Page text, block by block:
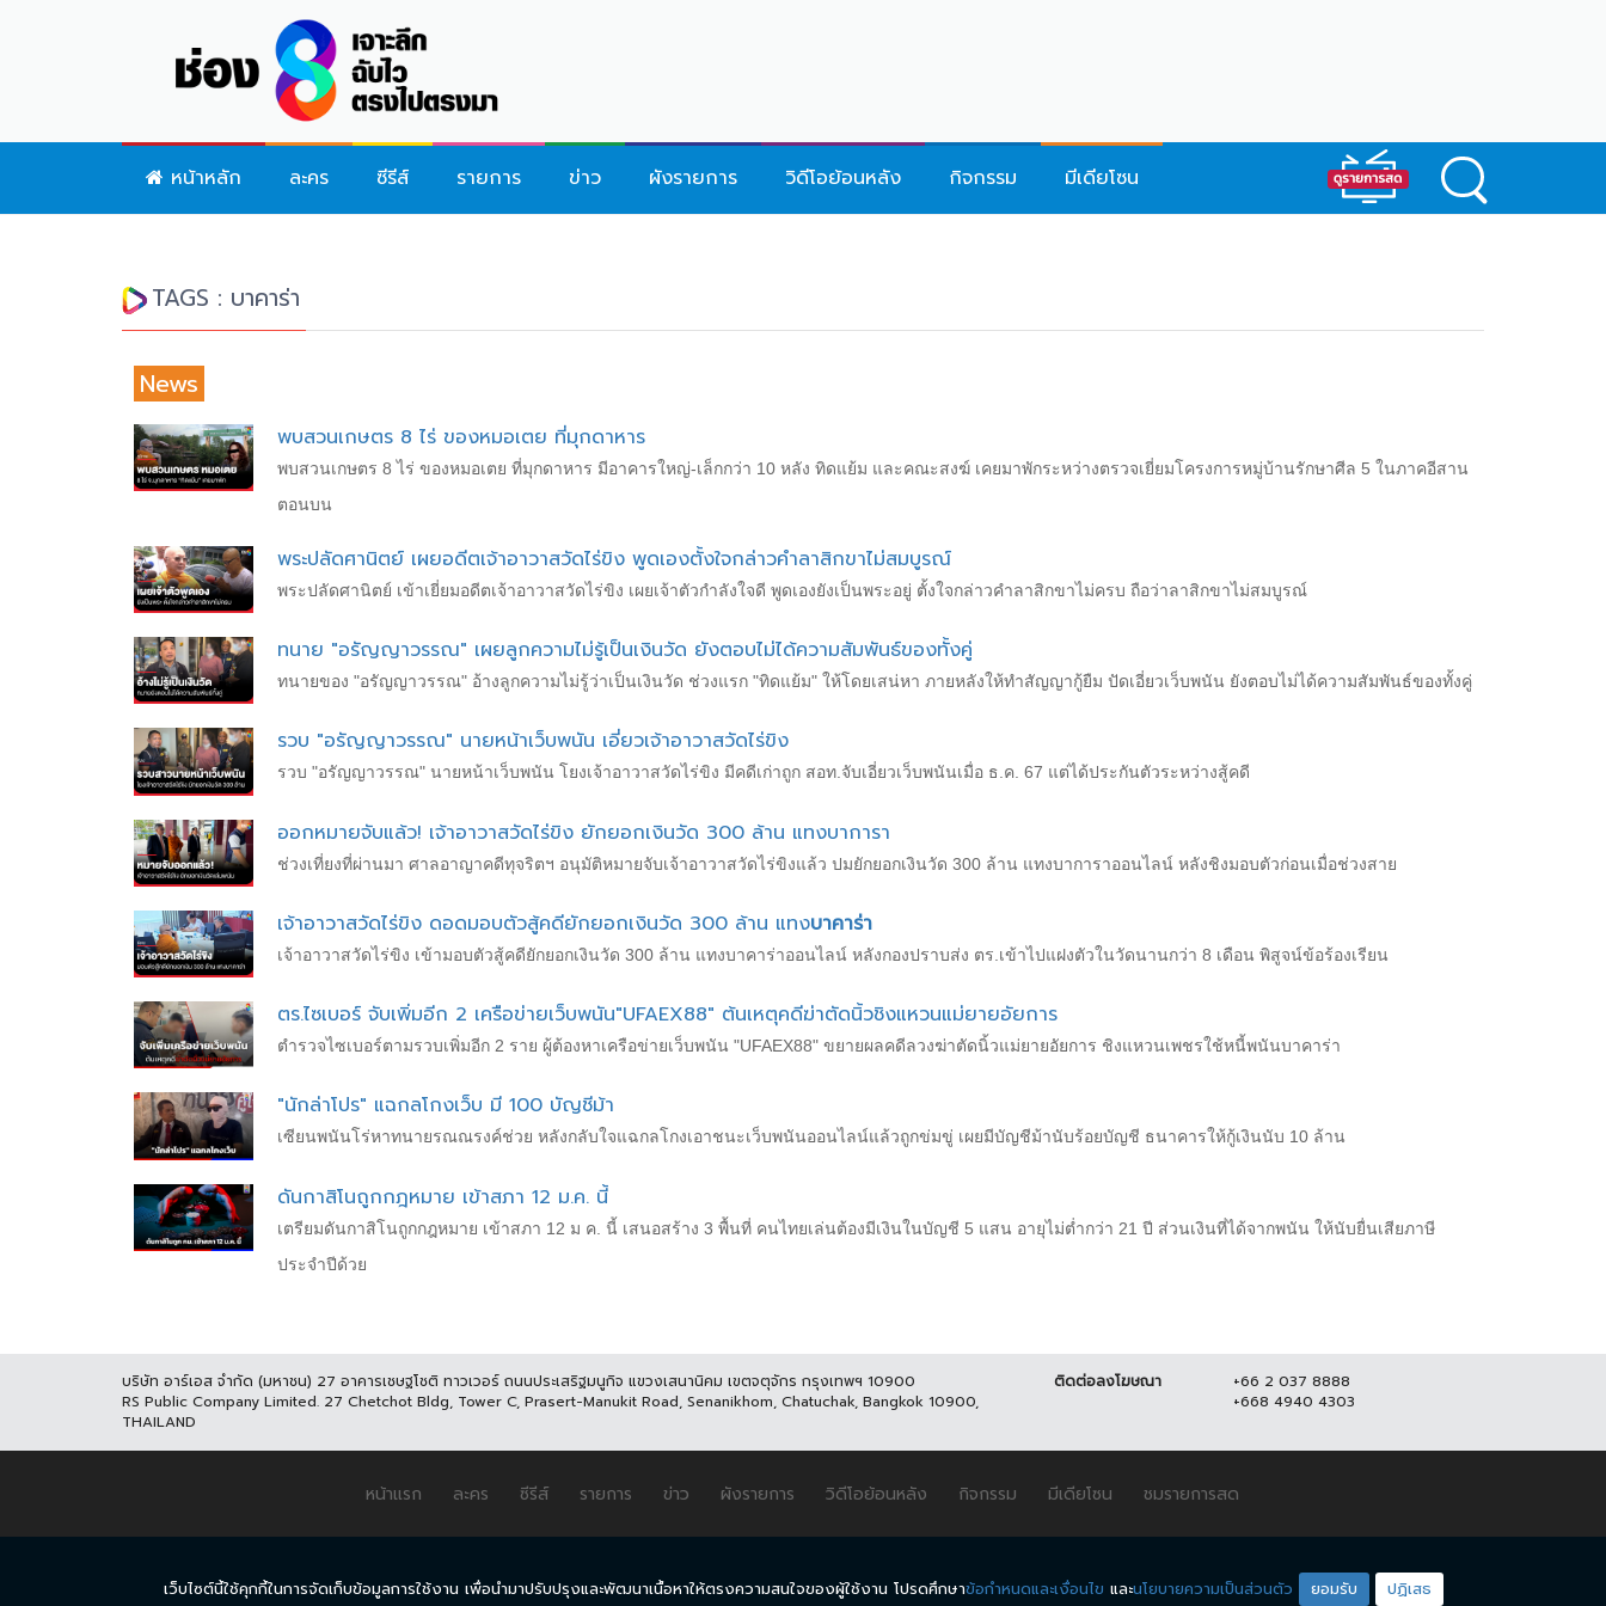
หน้าหลัก ละคร ซีรีส์ รายการ ข่าว ผังรายการ วิดีโอย้อนหลัง กิจกรรม มีเดียโซน
TAGS : บาคาร่า
News
พบสวนเกษตร 8 ไร่ ของหมอเตย ที่มุกดาหาร
พบสวนเกษตร 8 ไร่ ของหมอเตย ที่มุกดาหาร มีอาคารใหญ่-เล็กกว่า 10 หลัง ทิดแย้ม และคณะสงฆ์ เคยมาพักระหว่างตรวจเยี่ยมโครงการหมู่บ้านรักษาศีล 5 ในภาคอีสาน
ตอนบน
พระปลัดศานิตย์ เผยอดีตเจ้าอาวาสวัดไร่ขิง พูดเองตั้งใจกล่าวคำลาสิกขาไม่สมบูรณ์
พระปลัดศานิตย์ เข้าเยี่ยมอดีตเจ้าอาวาสวัดไร่ขิง เผยเจ้าตัวกำลังใจดี พูดเองยังเป็นพระอยู่ ตั้งใจกล่าวคำลาสิกขาไม่ครบ ถือว่าลาสิกขาไม่สมบูรณ์
ทนาย "อรัญญาวรรณ" เผยลูกความไม่รู้เป็นเงินวัด ยังตอบไม่ได้ความสัมพันธ์ของทั้งคู่
ทนายของ "อรัญญาวรรณ" อ้างลูกความไม่รู้ว่าเป็นเงินวัด ช่วงแรก "ทิดแย้ม" ให้โดยเสน่หา ภายหลังให้ทำสัญญากู้ยืม ปัดเอี่ยวเว็บพนัน ยังตอบไม่ได้ความสัมพันธ์ของทั้งคู่
รวบ "อรัญญาวรรณ" นายหน้าเว็บพนัน เอี่ยวเจ้าอาวาสวัดไร่ขิง
รวบ "อรัญญาวรรณ" นายหน้าเว็บพนัน โยงเจ้าอาวาสวัดไร่ขิง มีคดีเก่าถูก สอท.จับเอี่ยวเว็บพนันเมื่อ ธ.ค. 67 แต่ได้ประกันตัวระหว่างสู้คดี
ออกหมายจับแล้ว! เจ้าอาวาสวัดไร่ขิง ยักยอกเงินวัด 300 ล้าน แทงบาการา
ช่วงเที่ยงที่ผ่านมา ศาลอาญาคดีทุจริตฯ อนุมัติหมายจับเจ้าอาวาสวัดไร่ขิงแล้ว ปมยักยอกเงินวัด 300 ล้าน แทงบาการาออนไลน์ หลังชิงมอบตัวก่อนเมื่อช่วงสาย
เจ้าอาวาสวัดไร่ขิง ดอดมอบตัวสู้คดียักยอกเงินวัด 300 ล้าน แทงบาคาร่า
เจ้าอาวาสวัดไร่ขิง เข้ามอบตัวสู้คดียักยอกเงินวัด 300 ล้าน แทงบาคาร่าออนไลน์ หลังกองปราบส่ง ตร.เข้าไปแฝงตัวในวัดนานกว่า 8 เดือน พิสูจน์ข้อร้องเรียน
ตร.ไซเบอร์ จับเพิ่มอีก 2 เครือข่ายเว็บพนัน"UFAEX88" ต้นเหตุคดีฆ่าตัดนิ้วชิงแหวนแม่ยายอัยการ
ตำรวจไซเบอร์ตามรวบเพิ่มอีก 2 ราย ผู้ต้องหาเครือข่ายเว็บพนัน "UFAEX88" ขยายผลคดีลวงฆ่าตัดนิ้วแม่ยายอัยการ ชิงแหวนเพชรใช้หนี้พนันบาคาร่า
"นักล่าโปร" แฉกลโกงเว็บ มี 100 บัญชีม้า
เซียนพนันโร่หาทนายรณณรงค์ช่วย หลังกลับใจแฉกลโกงเอาชนะเว็บพนันออนไลน์แล้วถูกข่มขู่ เผยมีบัญชีม้านับร้อยบัญชี ธนาคารให้กู้เงินนับ 10 ล้าน
ดันกาสิโนถูกกฎหมาย เข้าสภา 12 ม.ค. นี้
เตรียมดันกาสิโนถูกกฎหมาย เข้าสภา 12 ม ค. นี้ เสนอสร้าง 3 พื้นที่ คนไทยเล่นต้องมีเงินในบัญชี 5 แสน อายุไม่ต่ำกว่า 21 ปี ส่วนเงินที่ได้จากพนัน ให้นับยื่นเสียภาษี
ประจำปีด้วย
บริษัท อาร์เอส จำกัด (มหาชน) 27 อาคารเชษฐโชติ ทาวเวอร์ ถนนประเสริฐมนูกิจ แขวงเสนานิคม เขตจตุจักร กรุงเทพฯ 10900
RS Public Company Limited. 27 Chetchot Bldg, Tower C, Prasert-Manukit Road, Senanikhom, Chatuchak, Bangkok 10900,
THAILAND
ติดต่อลงโฆษณา
+66 2 037 8888
+668 4940 4303
หน้าแรก ละคร ซีรีส์ รายการ ข่าว ผังรายการ วิดีโอย้อนหลัง กิจกรรม มีเดียโซน ชมรายการสด
© COPYRIGHT 2017 THAICH8.COM, ALL RIGHT RESERVED. ข้อกำหนดและเงื่อนไข นโยบายความเป็นส่วนตัว
เว็บไซต์นี้ใช้คุกกี้ในการจัดเก็บข้อมูลการใช้งาน เพื่อนำมาปรับปรุงและพัฒนาเนื้อหาให้ตรงความสนใจของผู้ใช้งาน โปรดศึกษาข้อกำหนดและเงื่อนไข และนโยบายความเป็นส่วนตัว ยอมรับ ปฏิเสธ